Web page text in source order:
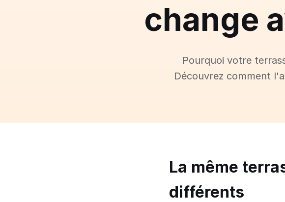
change
Pourquoi votre
Découvrez comment
La même
différents